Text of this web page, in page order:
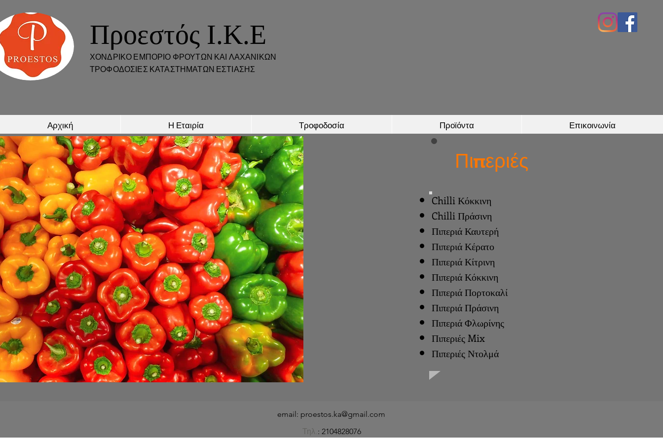
Προεστός I.K.E
ΧΟΝΔΡΙΚΟ ΕΜΠΟΡΙΟ ΦΡΟΥΤΩΝ ΚΑΙ ΛΑΧΑΝΙΚΩΝ
ΤΡΟΦΟΔΟΣΙΕΣ ΚΑΤΑΣΤΗΜΑΤΩΝ ΕΣΤΙΑΣΗΣ
Αρχική Η Εταιρία Τροφοδοσία Προϊόντα Επικοινωνία
Πιπεριές
Chilli Κόκκινη
Chilli Πράσινη
Πιπεριά Καυτερή
Πιπεριά Κέρατο
Πιπεριά Κίτρινη
Πιπεριά Κόκκινη
Πιπεριά Πορτοκαλί
Πιπεριά Πράσινη
Πιπεριά Φλωρίνης
Πιπεριές Mix
Πιπεριές Ντολμά
email: proestos.ka@gmail.com
Τηλ.: 2104828076